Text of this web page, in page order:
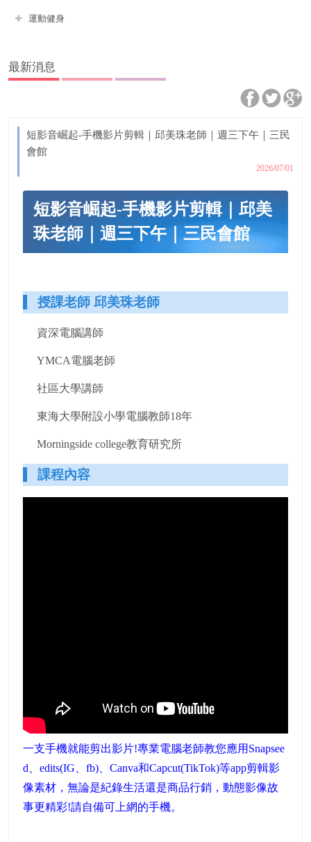
運動健身
最新消息
短影音崛起-手機影片剪輯｜邱美珠老師｜週三下午｜三民
會館
2026/07/01
短影音崛起-手機影片剪輯｜邱美
珠老師｜週三下午｜三民會館
授課老師 邱美珠老師
資深電腦講師
YMCA電腦老師
社區大學講師
東海大學附設小學電腦教師18年
Morningside college教育研究所
課程內容
一支手機就能剪出影片!專業電腦老師教您應用Snapsee
d、edits(IG、fb)、Canva和Capcut(TikTok)等app剪輯影
像素材，無論是紀錄生活還是商品行銷，動態影像故
事更精彩!請自備可上網的手機。